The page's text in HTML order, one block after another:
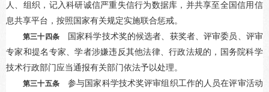
人、组织，记入科研诚信严重失信行为数据库，并共享至全国信用信
息共享平台，按照国家有关规定实施联合惩戒。
第三十四条国家科学技术奖的候选者、获奖者、评审委员、评审
专家和提名专家、学者涉嫌违反其他法律、行政法规的，国务院科学
技术行政部门应当通报有关部门依法予以处理。
第三十五条参与国家科学技术奖评审组织工作的人员在评审活动